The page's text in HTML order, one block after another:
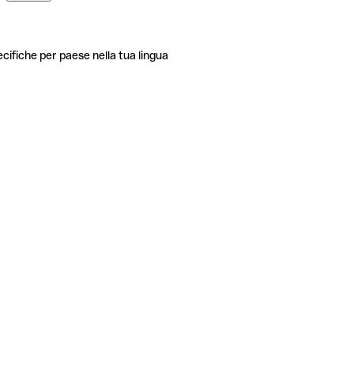
per paese nella tua lingua